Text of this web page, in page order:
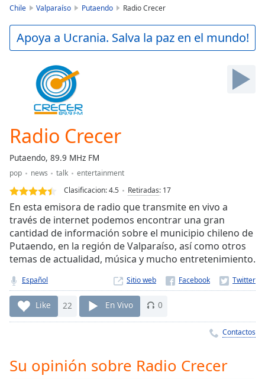
Play
Video
Backward
Current
Time0:00
-:-
Loaded:
0.00%
Stream
TypeLIVE
Seek to
live,
currently
behind
Remaining
Time-
Chile Valparaíso Putaendo Radio Crecer
Apoya a Ucrania. Salva la paz en el mundo!
Radio Crecer
Putaendo, 89.9 MHz FM
pop news talk
entertainment
Clasificacion:4.5 Retiradas: 17
En esta emisora de radio que transmite en vivo a
través de internet podemos encontrar una gran
cantidad de información sobre el municipio chileno de
Putaendo, en la región de Valparaíso, así como otros
temas de actualidad, música y mucho entretenimiento.
Español Sitio web
Like 22 En Vivo 0
Contactos
Su opinión sobre Radio Crecer